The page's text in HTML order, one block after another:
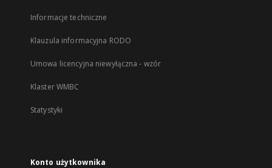
Informacje techniczne
Klauzula informacyjna RODO
Umowa licencyjna niewyłączna - wzór
Klaster WMBC
Statystyki
Konto użytkownika